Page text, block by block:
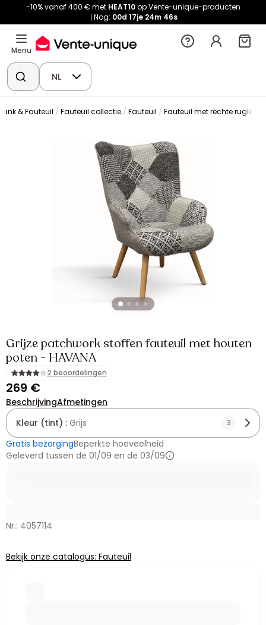
-10% vanaf 400 € met HEAT10op Vente-unique-producten
Nog: 00d 17je 24m 44s
Menu
NL
& Fauteuil Fauteuil collectie Fauteuil Fauteuil met rechte
Grijze patchwork stoffen fauteuil met houten
poten - HAVANA
2 beoordelingen
269 €
BeschrijvingAfmetingen
Kleur (tint) : Grijs 3
Gratis bezorgingBeperkte hoeveelheid
Geleverd tussen de 01/09 en de 03/09
Nr.: 4057114
Bekijk onze catalogus: Fauteuil